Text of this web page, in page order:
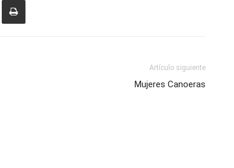
Artículo siguiente
Mujeres Canoeras